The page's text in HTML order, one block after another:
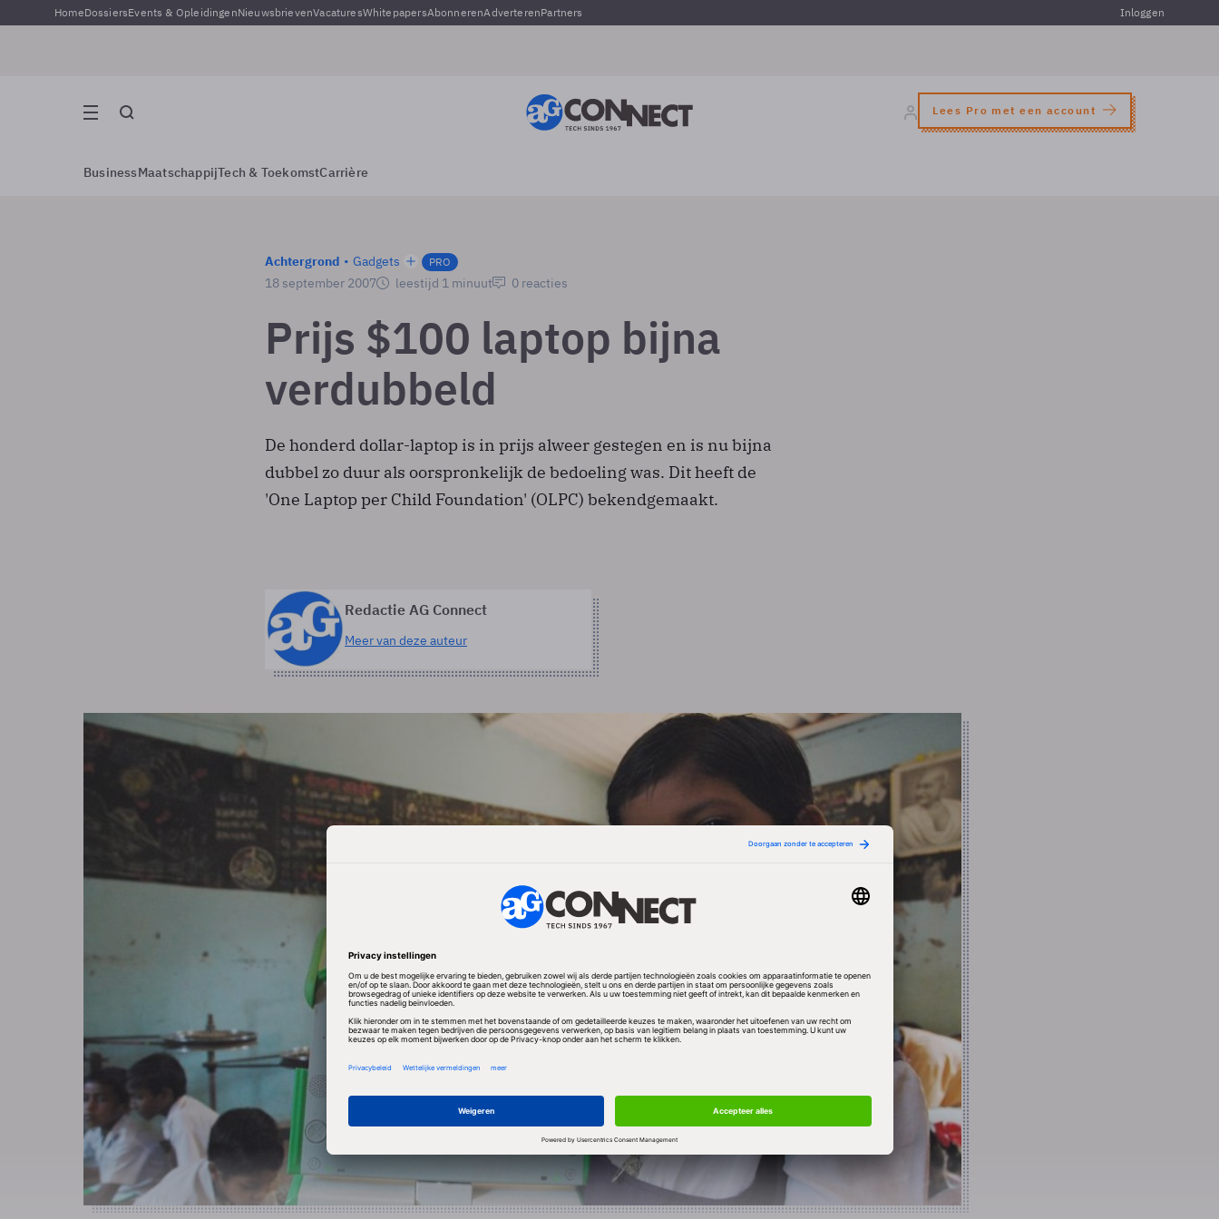
HomeDossiersEvents & OpleidingenNieuwsbrievenVacaturesWhitepapersAbonnerenAdverterenPartners Inloggen
Lees Pro met een account
BusinessMaatschappijTech & ToekomstCarrière
Achtergrond Gadgets PRO
18 september 2007 leestijd 1 minuut 0 reacties
Prijs $100 laptop bijna
verdubbeld
De honderd dollar-laptop is in prijs alweer gestegen en is nu bijna
dubbel zo duur als oorspronkelijk de bedoeling was. Dit heeft de
'One Laptop per Child Foundation' (OLPC) bekendgemaakt.
Redactie AG Connect
Meer van deze auteur